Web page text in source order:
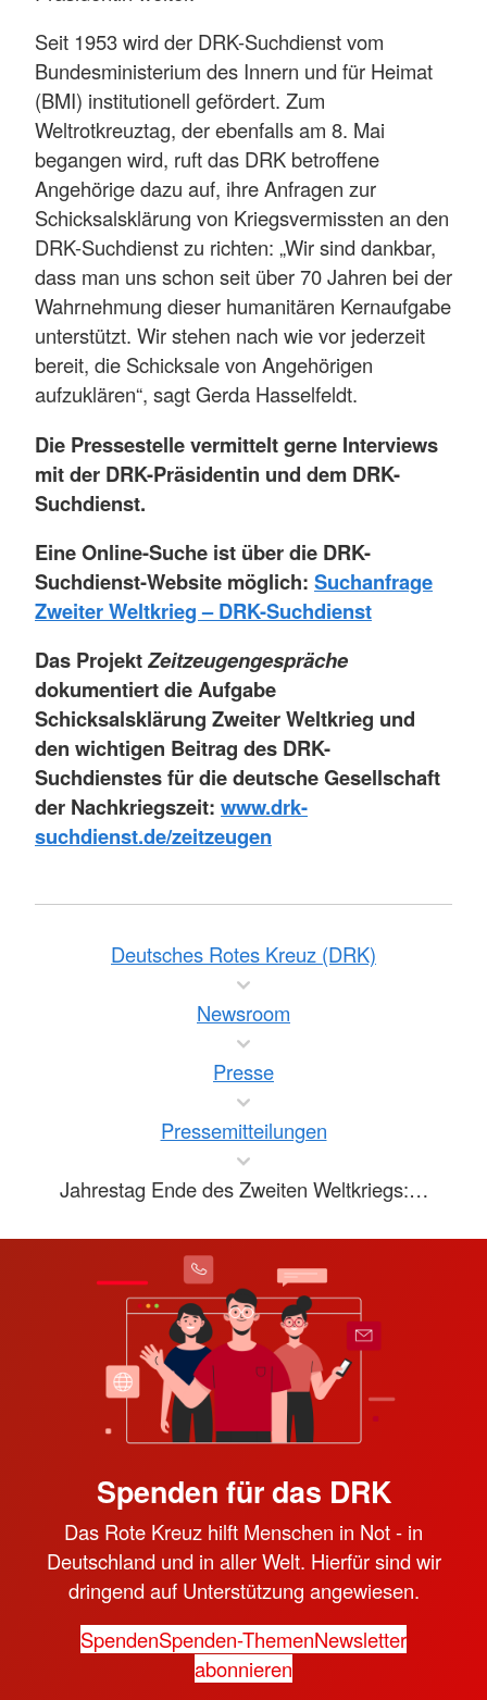
Seit 1953 wird der DRK-Suchdienst vom
Bundesministerium des Innern und für Heimat
(BMI) institutionell gefördert. Zum
Weltrotkreuztag, der ebenfalls am 8. Mai
begangen wird, ruft das DRK betroffene
Angehörige dazu auf, ihre Anfragen zur
Schicksalsklärung von Kriegsvermissten an den
DRK-Suchdienst zu richten: „Wir sind dankbar,
dass man uns schon seit über 70 Jahren bei der
Wahrnehmung dieser humanitären Kernaufgabe
unterstützt. Wir stehen nach wie vor jederzeit
bereit, die Schicksale von Angehörigen
aufzuklären“, sagt Gerda Hasselfeldt.
Die Pressestelle vermittelt gerne Interviews
mit der DRK-Präsidentin und dem DRK-
Suchdienst.
Eine Online-Suche ist über die DRK-
Suchdienst-Website möglich: Suchanfrage
Zweiter Weltkrieg – DRK-Suchdienst
Das ProjektZeitzeugengespräche
dokumentiert die Aufgabe
Schicksalsklärung Zweiter Weltkrieg und
den wichtigen Beitrag des DRK-
Suchdienstes für die deutsche Gesellschaft
der Nachkriegszeit: www.drk-
suchdienst.de/zeitzeugen
Deutsches Rotes Kreuz (DRK)
Newsroom
Presse
Pressemitteilungen
Jahrestag Ende des Zweiten Weltkriegs:…
Spenden für das DRK
Das Rote Kreuz hilft Menschen in Not - in
Deutschland und in aller Welt. Hierfür sind wir
dringend auf Unterstützung angewiesen.
SpendenSpenden-ThemenNewsletter
abonnieren